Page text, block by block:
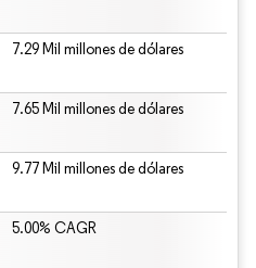
7.29 Mil millones de dólares
7.65 Mil millones de dólares
9.77 Mil millones de dólares
5.00% CAGR